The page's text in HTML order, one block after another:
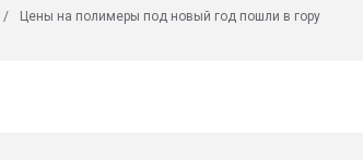
для
Цены на полимеры под новый год пошли в гору